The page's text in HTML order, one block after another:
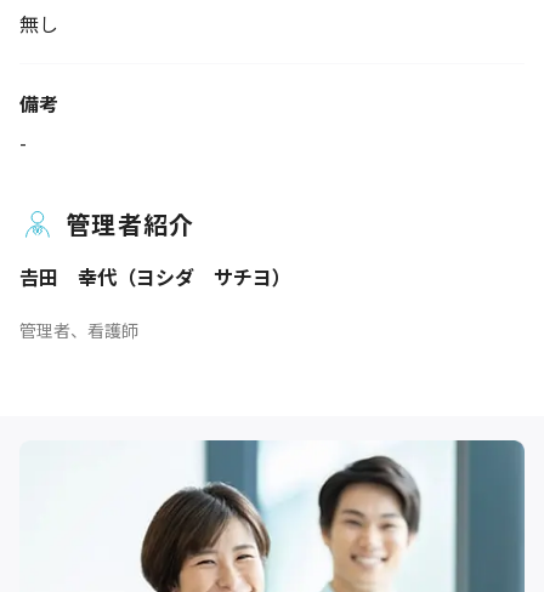
無し
備考
-
管理者紹介
𠮷田 幸代（ヨシダ サチヨ）
管理者、看護師